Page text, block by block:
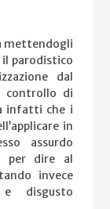
mettendogli
parodistico
dal
controllo di
infatti che i
in
assurdo
per dire al
invece
disgusto